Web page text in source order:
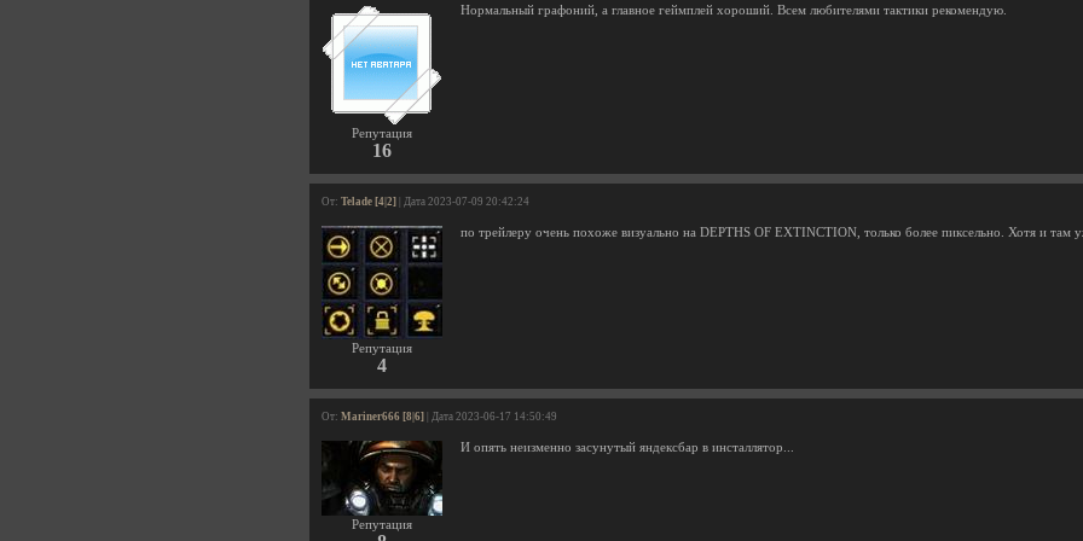
Репутация
16
Нормальный графоний, а главное геймплей хороший. Всем любителями тактики рекомендую.
От: Telade [4|2] | Дата 2023-07-09 20:42:24
Репутация
4
по трейлеру очень похоже визуально на DEPTHS OF EXTINCTION, только более пиксельно. Хотя и там
От: Mariner666 [8|6] | Дата 2023-06-17 14:50:49
Репутация
И опять неизменно засунутый яндексбар в инсталлятор...